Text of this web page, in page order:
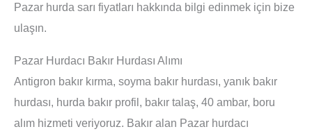
Pazar hurda sarı fiyatları hakkında bilgi edinmek için bize
ulaşın.
Pazar Hurdacı Bakır Hurdası Alımı
Antigron bakır kırma, soyma bakır hurdası, yanık bakır
hurdası, hurda bakır profil, bakır talaş, 40 ambar, boru
alım hizmeti veriyoruz. Bakır alan Pazar hurdacı